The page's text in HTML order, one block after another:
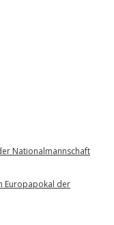
Nationalmannschaft
Europapokal der